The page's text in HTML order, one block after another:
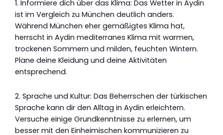
1. Informiere dich über das Klima: Das Wetter in Aydin
ist im Vergleich zu München deutlich anders.
Während München eher gemäßigtes Klima hat,
herrscht in Aydin mediterranes Klima mit warmen,
trockenen Sommern und milden, feuchten Wintern.
Plane deine Kleidung und deine Aktivitäten
entsprechend.
2. Sprache und Kultur: Das Beherrschen der türkischen
Sprache kann dir den Alltag in Aydin erleichtern.
Versuche einige Grundkenntnisse zu erlernen, um
besser mit den Einheimischen kommunizieren zu